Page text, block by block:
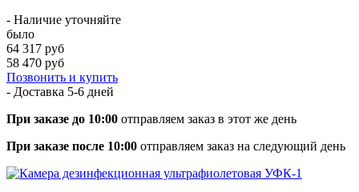
- Наличие уточняйте
было
64 317 руб
58 470 руб
Позвонить и купить
- Доставка 5-6 дней
При заказе до 10:00 отправляем заказ в этот же день
При заказе после 10:00 отправляем заказ на следующий день